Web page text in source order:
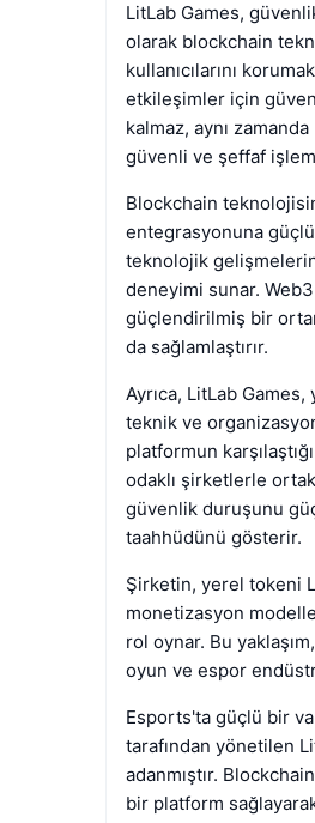
LitLab Games,
olarak blockchain
kullanıcılarını
etkileşimler için
kalmaz, aynı
güvenli ve şeffaf
Blockchain
entegrasyonuna
teknolojik
deneyimi sunar.
güçlendirilmiş bir
da sağlamlaştırır.
Ayrıca, LitLab
teknik ve
platformun
odaklı şirketlerle
güvenlik duruşunu
taahhüdünü gösterir.
Şirketin, yerel tokeni
monetizasyon
rol oynar. Bu
oyun ve espor
Esports'ta güçlü bir
tarafından yönetilen
adanmıştır.
bir platform